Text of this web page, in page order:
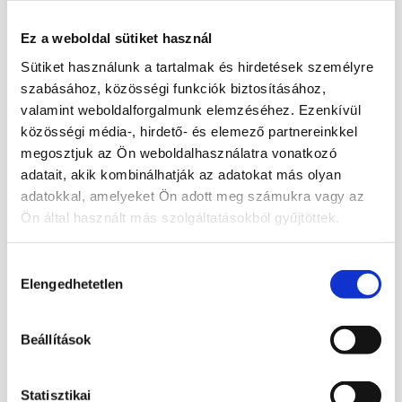
Ez a weboldal sütiket használ
Sütiket használunk a tartalmak és hirdetések személyre
szabásához, közösségi funkciók biztosításához,
valamint weboldalforgalmunk elemzéséhez. Ezenkívül
közösségi média-, hirdető- és elemező partnereinkkel
megosztjuk az Ön weboldalhasználatra vonatkozó
adatait, akik kombinálhatják az adatokat más olyan
adatokkal, amelyeket Ön adott meg számukra vagy az
Ön által használt más szolgáltatásokból gyűjtöttek.
kiválasztása
Elengedhetetlen
Beállítások
Statisztikai
dekorációnak, meditációhoz vagy
ajándéknak is remek választás.
A holdkövet sokan az intuíció, a lelki
egyensúly, a nőiesség, a belső harmónia és
az új kezdetek ásványának tartják. A fekete
holdkő különleges, mélyebb tónusú
megjelenése miatt azoknak is tetszhet, akik
a visszafogottabb, mégis erőteljesebb
természetes mintázata miatt szépen mutat